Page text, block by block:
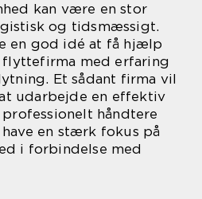
kan være en stor
og tidsmæssigt.
en god idé at få hjælp
med erfaring
Et sådant firma vil
udarbejde en effektiv
håndtere
en stærk fokus på
i forbindelse med